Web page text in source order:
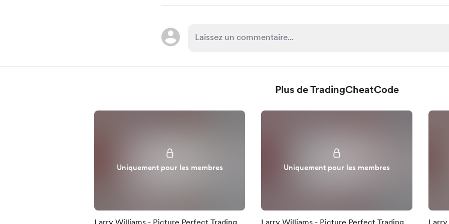
Plus de TradingCheatCode
Uniquement pour les membres Uniquement pour les membres